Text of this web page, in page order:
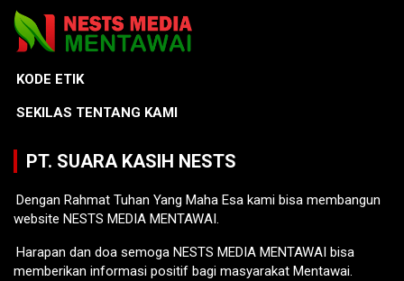
KODE ETIK
SEKILAS TENTANG KAMI
PT. SUARA KASIH NESTS
Dengan Rahmat Tuhan Yang Maha Esa kami bisa membangun
website NESTS MEDIA MENTAWAI.
Harapan dan doa semoga NESTS MEDIA MENTAWAI bisa
memberikan informasi positif bagi masyarakat Mentawai.